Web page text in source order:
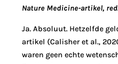
Nature Medicine-artikel,
Ja. Absoluut. Hetzelfde
artikel (Calisher et al.,
waren geen echte